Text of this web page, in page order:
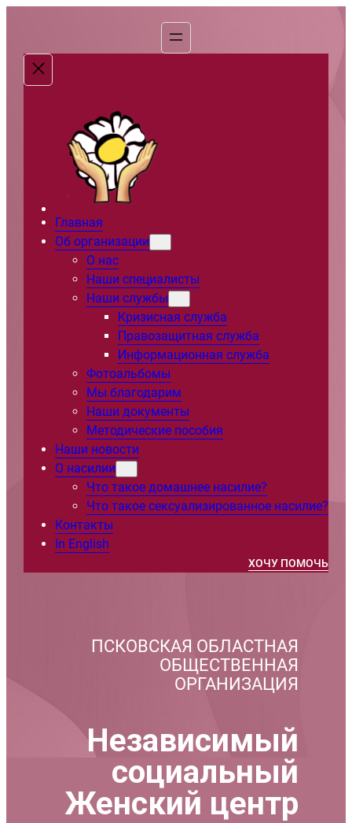
содержимому
Главная
Об организации
О нас
Наши специалисты
Наши службы
Кризисная служба
Правозащитная служба
Информационная служба
Фотоальбомы
Мы благодарим
Наши документы
Методические пособия
Наши новости
О насилии
Что такое домашнее насилие?
Что такое сексуализированное насилие?
Контакты
In English
ХОЧУ ПОМОЧЬ
ПСКОВСКАЯ ОБЛАСТНАЯ
ОБЩЕСТВЕННАЯ
ОРГАНИЗАЦИЯ
Независимый
социальный
Женский центр